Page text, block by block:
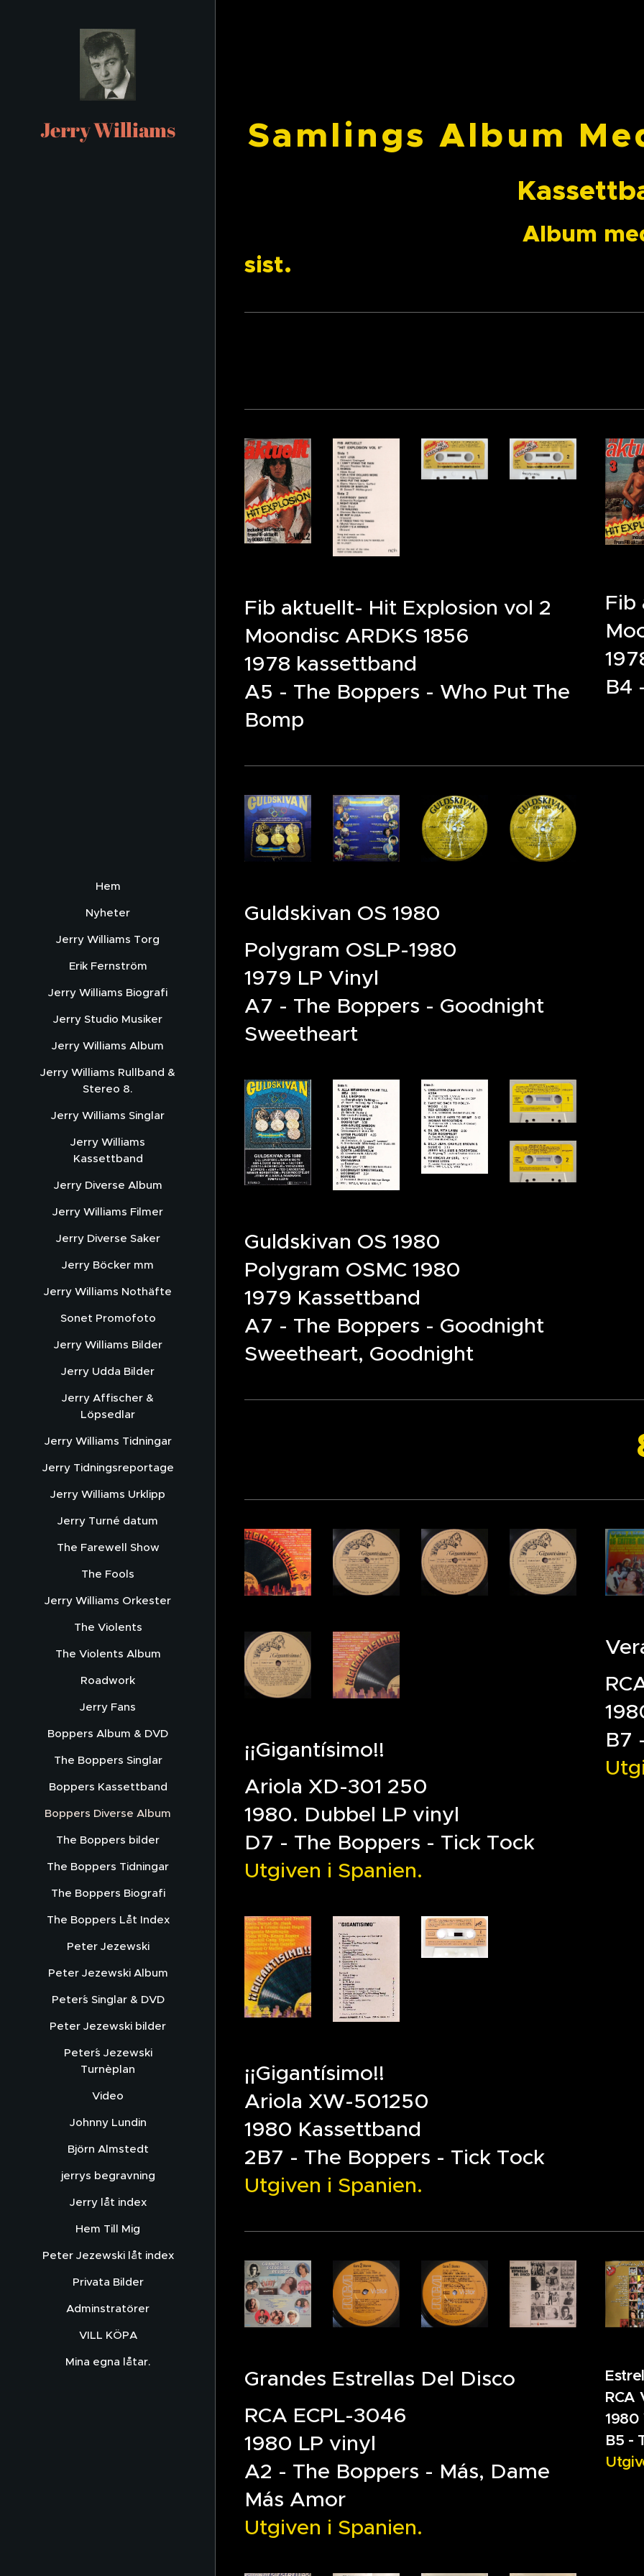
Jerry Williams
Hem
Nyheter
Jerry Williams Torg
Erik Fernström
Jerry Williams Biografi
Jerry Studio Musiker
Jerry Williams Album
Jerry Williams Rullband &
Stereo 8.
Jerry Williams Singlar
Jerry Williams
Kassettband
Jerry Diverse Album
Jerry Williams Filmer
Jerry Diverse Saker
Jerry Böcker mm
Jerry Williams Nothäfte
Sonet Promofoto
Jerry Williams Bilder
Jerry Udda Bilder
Jerry Affischer &
Löpsedlar
Jerry Williams Tidningar
Jerry Tidningsreportage
Jerry Williams Urklipp
Jerry Turné datum
The Farewell Show
The Fools
Jerry Williams Orkester
The Violents
The Violents Album
Roadwork
Jerry Fans
Boppers Album & DVD
The Boppers Singlar
Boppers Kassettband
Boppers Diverse Album
The Boppers bilder
The Boppers Tidningar
The Boppers Biografi
The Boppers Låt Index
Peter Jezewski
Peter Jezewski Album
Peter´s Singlar & DVD
Peter Jezewski bilder
Peter´s Jezewski
Turnèplan
Video
Johnny Lundin
Björn Almstedt
jerrys begravning
Jerry låt index
Hem Till Mig
Peter Jezewski låt index
Privata Bilder
Adminstratörer
VILL KÖPA
Mina egna låtar.
Samlings Album
Kassettband &
Album med okänt
sist.
Fib aktuellt- Hit Explosion vol 2
Moondisc ARDKS 1856
1978 kassettband
A5 - The Boppers - Who Put The
Bomp
Fib
B4
Guldskivan OS 1980
Polygram OSLP-1980
1979 LP Vinyl
A7 - The Boppers - Goodnight
Sweetheart
Guldskivan OS 1980
Polygram OSMC 1980
1979 Kassettband
A7 - The Boppers - Goodnight
Sweetheart, Goodnight
80
¡¡Gigantísimo!!
Ariola XD-301 250
1980. Dubbel LP vinyl
D7 - The Boppers - Tick Tock
Utgiven i Spanien.
¡¡Gigantísimo!!
Ariola XW-501250
1980 Kassettband
2B7 - The Boppers - Tick Tock
Utgiven i Spanien.
B7
Grandes Estrellas Del Disco
RCA ECPL-3046
1980 LP vinyl
A2 - The Boppers - Más, Dame
Más Amor
Utgiven i Spanien.
RCA
1980
B5 -